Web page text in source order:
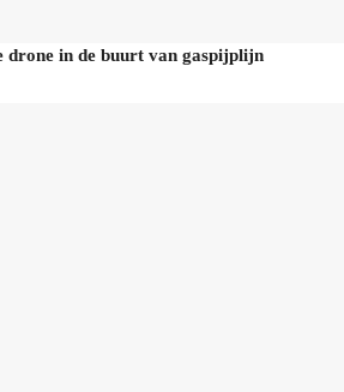
in de buurt van gaspijplijn